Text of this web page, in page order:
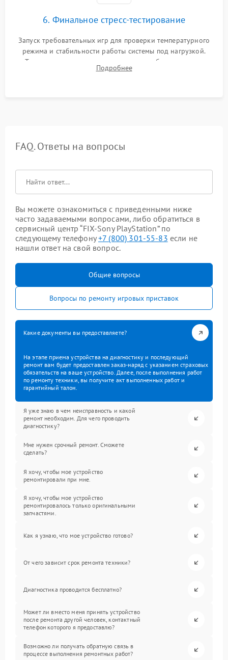
6. Финальное стресс-тестирование
Запуск требовательных игр для проверки температурного
режима и стабильности работы системы под нагрузкой.
Тестирование привода, синхронизации беспроводных
геймпадов, выхода в сеть и выдачи изображения без
Подробнее
FAQ. Ответы на вопросы
Вы можете ознакомиться с приведенными ниже
часто задаваемыми вопросами, либо обратиться в
сервисный центр “FIX-Sony PlayStation” по
следующему телефону+7 (800) 301-55-83 если не
нашли ответ на свой вопрос.
Общие вопросы
Вопросы по ремонту игровых приставок
Какие документы вы предоставляете?
На этапе приема устройства на диагностику и последующий
ремонт вам будет предоставлен заказ-наряд с указанием страховых
обязательств на ваше устройство. Далее, после выполнения работ
по ремонту техники, вы получите акт выполненных работ и
гарантийный талон.
Я уже знаю в чем неисправность и какой
ремонт необходим. Для чего проводить
диагностику?
Мне нужен срочный ремонт. Сможете
сделать?
Я хочу, чтобы мое устройство
ремонтировали при мне.
Я хочу, чтобы мое устройство
ремонтировалось только оригинальными
запчастями.
Как я узнаю, что мое устройство готово?
От чего зависит срок ремонта техники?
Диагностика проводится бесплатно?
Может ли вместо меня принять устройство
после ремонта другой человек, контактный
телефон которого я предоставлю?
Возможно ли получать обратную связь в
процессе выполнения ремонтных работ?